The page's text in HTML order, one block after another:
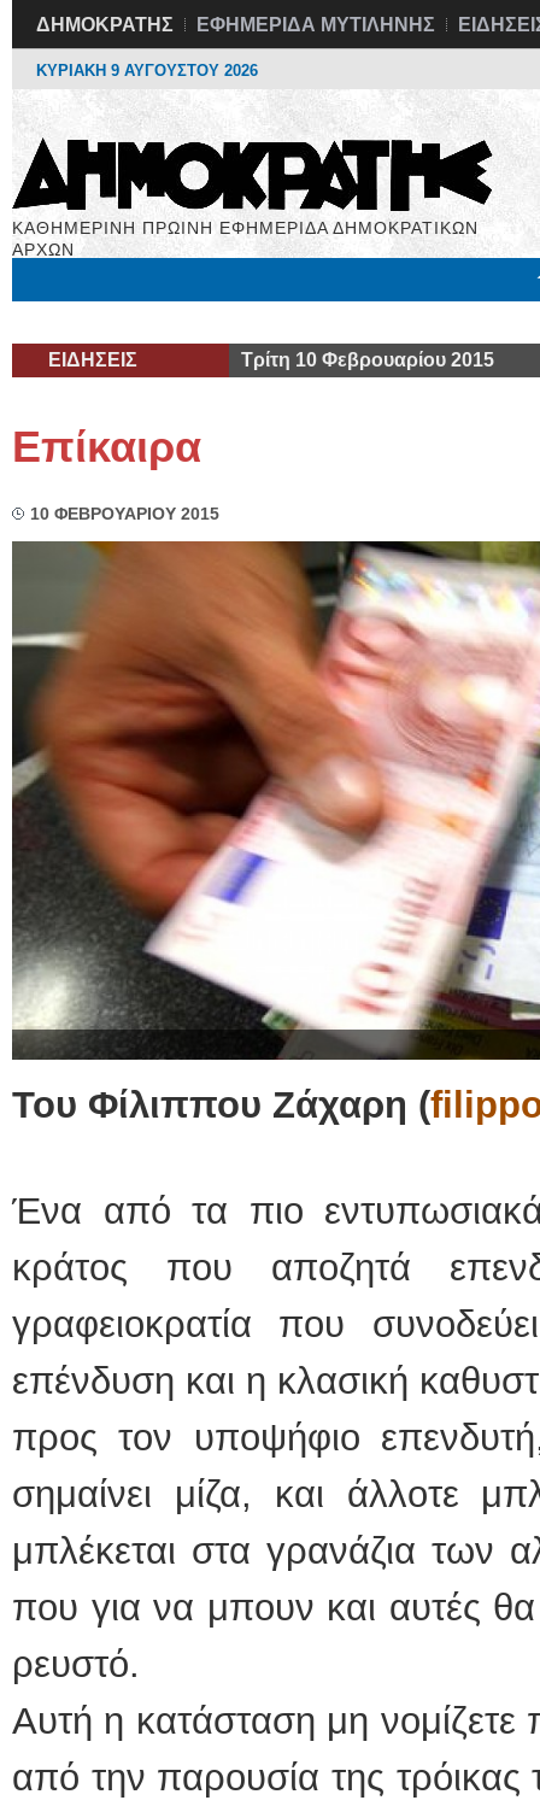
ΔΗΜΟΚΡΑΤΗΣ ΕΦΗΜΕΡΙΔΑ ΜΥΤΙΛΗΝΗΣ
ΚΥΡΙΑΚΗ 9 ΑΥΓΟΥΣΤΟΥ 2026
ΚΑΘΗΜΕΡΙΝΗ ΠΡΩΙΝΗ ΕΦΗΜΕΡΙΔΑ ΔΗΜΟΚΡΑΤΙΚΩΝ
ΑΡΧΩΝ
ΕΙΔΗΣΕΙΣ Τρίτη 10 Φεβρουαρίου 2015
Επίκαιρα
10 ΦΕΒΡΟΥΑΡΙΟΥ 2015
Του Φίλιππου Ζάχαρη (
Ένα από τα πιο εντυπωσιακά
κράτος που αποζητά
γραφειοκρατία που
επένδυση και η κλασική
προς τον υποψήφιο
σημαίνει μίζα, και άλλοτε
μπλέκεται στα γρανάζια
που για να μπουν και αυτές
ρευστό.
Αυτή η κατάσταση μη
από την παρουσία της τρόικας